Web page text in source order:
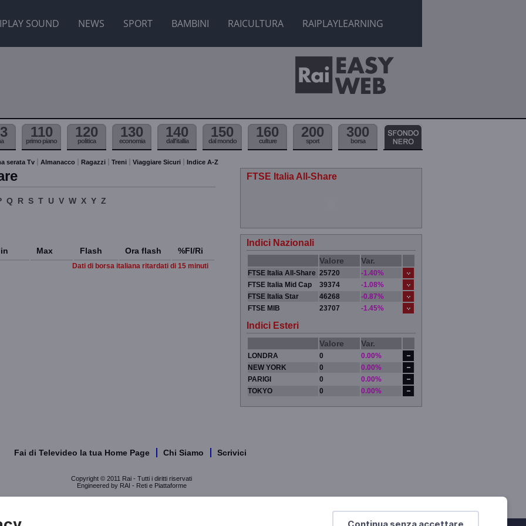
SOUND NEWS SPORT BAMBINI RAICULTURA RAIPLAYLEARNING
Continua senza accettare
110
primo piano
120
politica
130
economia
140
dall'itallia
150
dal mondo
160
culture
200
sport
300
borsa
serata Tv Almanacco Ragazzi Treni Viaggiare Sicuri Indice A-Z
Q R S T U V W X Y Z
Max Flash Ora flash %Fl/Ri
Dati di borsa italiana ritardati di 15 minuti
FTSE Italia All-Share
Indici Nazionali
Valore Var.
FTSE Italia All-Share 25720
-1.40%
FTSE Italia Mid Cap
39374
-1.08%
FTSE Italia Star
46268
-0.87%
FTSE MIB
23707 -1.45%
Indici Esteri
Valore Var.
LONDRA 0
0.00%
NEW YORK
0
0.00%
PARIGI
0
0.00%
TOKYO
0 0.00%
Fai di Televideo la tua Home Page Chi Siamo Scrivici
Copyright © 2011 Rai - Tutti i diritti riservati
Engineered by RAI - Reti e Piattaforme